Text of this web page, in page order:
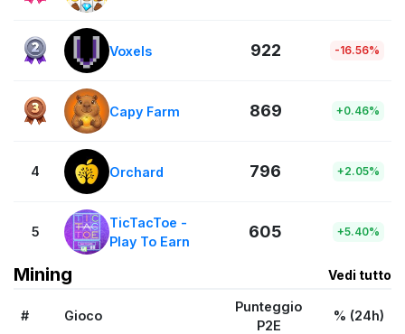
Voxels 922 -16.56%
Capy Farm 869 +0.46%
4 Orchard 796 +2.05%
5
TicTacToe -
Play To Earn
605 +5.40%
Mining Vedi tutto
# Gioco
Punteggio
P2E
% (24h)